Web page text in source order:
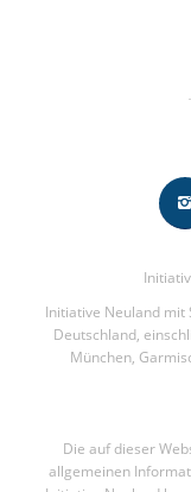
Initiative Neuland mit
Deutschland,
München,
Die auf dieser
allgemeinen